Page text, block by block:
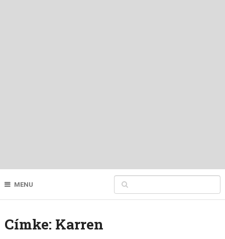
MENU
Címke: Karren